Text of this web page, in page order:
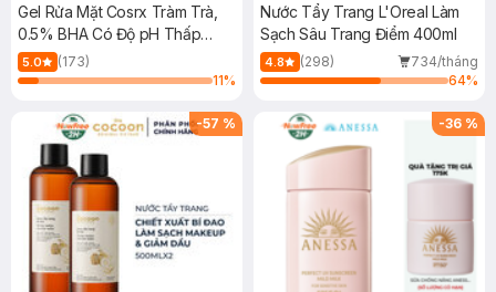
Gel Rửa Mặt Cosrx Tràm Trà,
0.5% BHA Có Độ pH Thấp
150ml
5.0
(173)
11%
Nước Tẩy Trang L'Oreal Làm
Sạch Sâu Trang Điểm 400ml
4.8 (298)
734/tháng
64%
-57 % -36 %